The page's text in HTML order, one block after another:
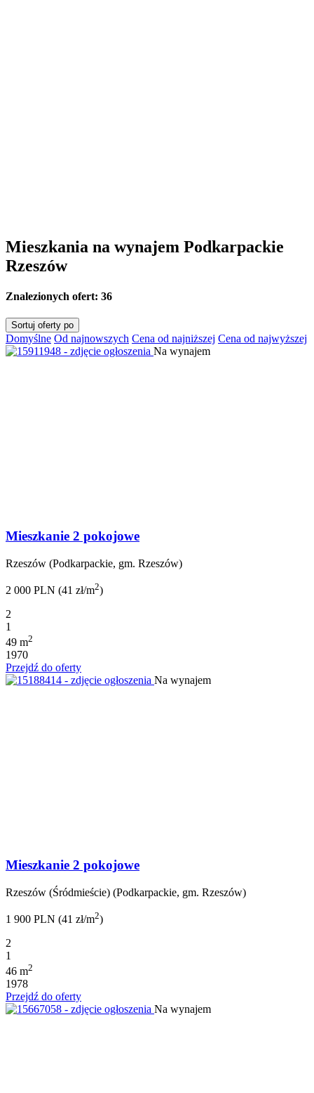
Mieszkania na wynajem Podkarpackie
Rzeszów
Znalezionych ofert: 36
Sortuj oferty po
Domyślne Od najnowszych Cena od najniższej Cena od najwyższej
Na wynajem
Mieszkanie 2 pokojowe
Rzeszów (Podkarpackie, gm. Rzeszów)
2 000 PLN (41 zł/m2)
2
1
49 m2
1970
Przejdź do oferty
Na wynajem
Mieszkanie 2 pokojowe
Rzeszów (Śródmieście) (Podkarpackie, gm. Rzeszów)
1 900 PLN (41 zł/m2)
2
1
46 m2
1978
Przejdź do oferty
Na wynajem